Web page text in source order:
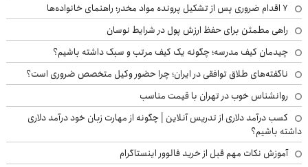
۷ اقدام ضروری پس از تشکیل پرونده مواد مخدر؛ راهنمای خانواده‌ها
راهی مطمئن برای حفظ ارزش پول در شرایط نوسان
چیدمان کیف مدرسه؛ چگونه یک کیف مرتب و سبک داشته باشیم؟
ناگفته‌های طلاق توافقی در ایران؛ چرا حضور وکیل متخصص ضروری است؟
روانشناس خوب در تهران با قیمت مناسب
کسب درآمد دلاری از تدریس آنلاین | چگونه از مهارت زبان خود درآمد دلاری
داشته باشیم؟
آموزش نکات مهم قبل از خرید فالوور اینستاگرام